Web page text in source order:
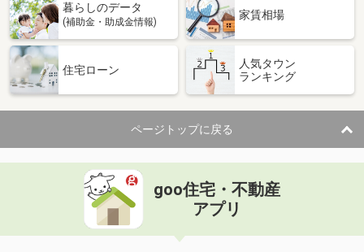
暮らしのデータ
(補助金・助成金情報)
家賃相場
住宅ローン
人気タウン
ランキング
ページトップに戻る
goo住宅・不動産
アプリ